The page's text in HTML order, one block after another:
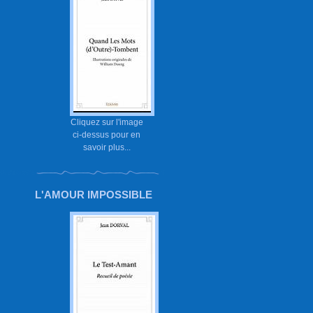
Cliquez sur l'image
ci-dessus pour en
savoir plus...
L'AMOUR IMPOSSIBLE